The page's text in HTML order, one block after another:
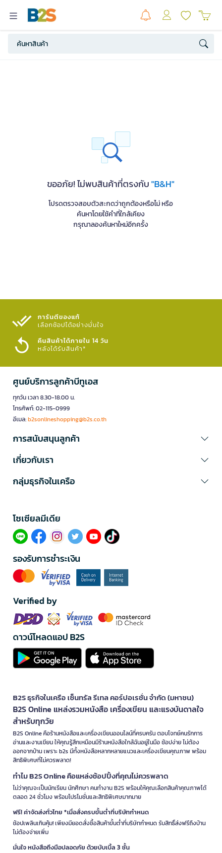
ขออภัย! ไม่พบสินค้าที่ตรงกับ"B&H"
โปรดตรวจสอบตัวสะกดว่าถูกต้องหรือไม่ หรือ
ค้นหาโดยใช้คำที่ใกล้เคียง
กรุณาลองค้นหาใหม่อีกครั้ง
การันตีของแท้
เลือกช้อปได้อย่างมั่นใจ​
คืนสินค้าได้ภายใน 14 วัน
หลังได้รับสินค้า*
ศูนย์บริการลูกค้าบีทูเอส
ทุกวัน เวลา 8.30-18.00 น.
โทรศัพท์: 02-115-0999
อีเมล:b2sonlineshopping@b2s.co.th
การสนับสนุนลูกค้า
เกี่ยวกับเรา
กลุ่มธุรกิจในเครือ
โซเซียลมีเดีย​
รองรับการชำระเงิน
Verified by
ดาวน์โหลดแอป B2S
B2S ธุรกิจในเครือ เซ็นทรัล รีเทล คอร์ปอเรชั่น จำกัด (มหาชน)
B2S Online แหล่งรวมหนังสือ เครื่องเขียน และแรงบันดาลใจ
สำหรับทุกวัย
B2S Online คือร้านหนังสือและเครื่องเขียนออนไลน์ที่ครบครัน ตอบโจทย์คนรักการ
อ่านและงานเขียน ให้คุณรู้สึกเหมือนมีร้านหนังสือใกล้ฉันอยู่ในมือ ช้อปง่าย ไม่ต้อง
ออกจากบ้าน เพราะ b2s มีทั้งหนังสือหลากหลายแนวและเครื่องเขียนคุณภาพ พร้อม
สิทธิพิเศษที่ไม่ควรพลาด!
ทำไม B2S Online คือแหล่งช้อปปิ้งที่คุณไม่ควรพลาด
ไม่ว่าคุณจะเป็นนักเรียน นักศึกษา คนทำงาน B2S พร้อมให้คุณเลือกสินค้าคุณภาพได้
ตลอด 24 ชั่วโมง พร้อมโปรโมชั่นและสิทธิพิเศษมากมาย
ฟรี! ค่าจัดส่งทั่วไทย *เมื่อสั่งครบขั้นต่ำที่บริษัทกำหนด
ช้อปเพลินเกินคุ้ม! เพียงมียอดสั่งซื้อสินค้าขั้นต่ำที่บริษัทกำหนด รับสิทธิ์ส่งฟรีถึงบ้าน
ไม่ต้องจ่ายเพิ่ม
มั่นใจ หนังสือถึงมือปลอดภัย ด้วยบับเบิ้ล 3 ชั้น